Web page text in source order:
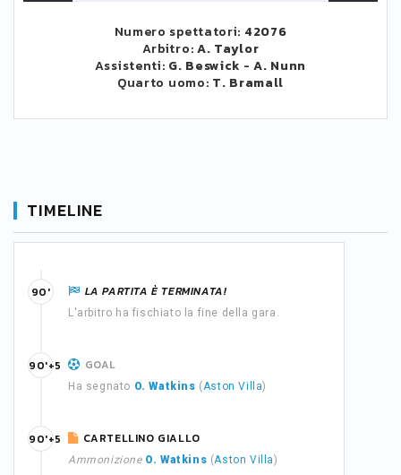
Numero spettatori: 42076
Arbitro:A. Taylor
Assistenti: G. Beswick -A. Nunn
Quarto uomo: T. Bramall
TIMELINE
LA PARTITA È TERMINATA!
L'arbitro ha fischiato la fine della gara.
90'
GOAL
Ha segnato O. Watkins (Aston Villa)
90'+5
CARTELLINO GIALLO
Ammonizione O. Watkins (Aston Villa)
90'+5